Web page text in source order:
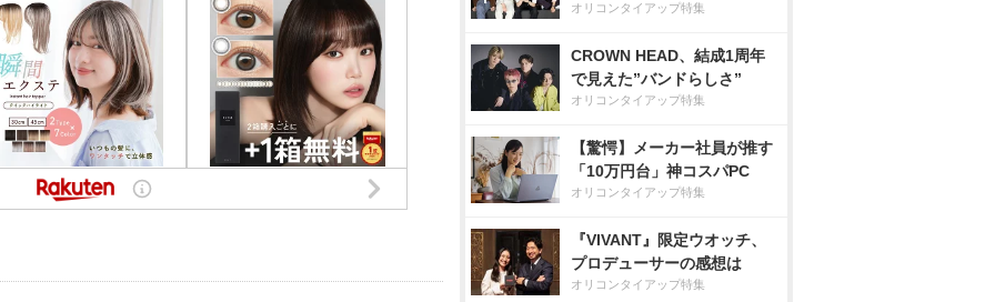
オリコンタイアップ特集
CROWN HEAD、結成1周年
で見えた”バンドらしさ”
オリコンタイアップ特集
【驚愕】メーカー社員が推す
「10万円台」神コスパPC
オリコンタイアップ特集
『VIVANT』限定ウオッチ、
プロデューサーの感想は
オリコンタイアップ特集